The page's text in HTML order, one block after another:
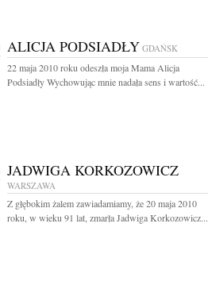
ALICJA PODSIADŁY GDAŃSK
22 maja 2010 roku odeszła moja Mama Alicja
Podsiadły Wychowując mnie nadała sens i wartość...
JADWIGA KORKOZOWICZ
WARSZAWA
Z głębokim żalem zawiadamiamy, że 20 maja 2010
roku, w wieku 91 lat, zmarła Jadwiga Korkozowicz...